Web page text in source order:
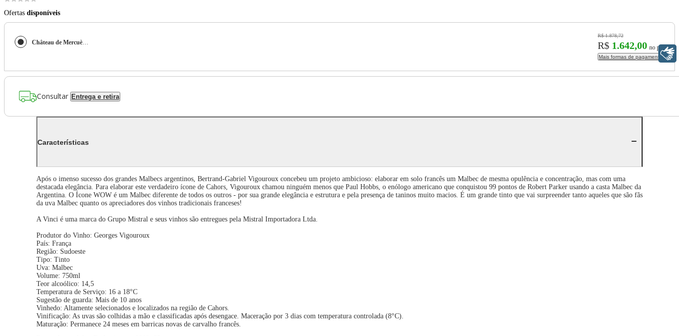
Ofertas disponíveis
Château de Mercuès Icone Wow 2009 (Georges Vigouroux) 750ml
R$ 1.878,72
R$ 1.642,00 no pix
Mais formas de pagamento
Consultar Entrega e retira
Características
Após o imenso sucesso dos grandes Malbecs argentinos, Bertrand-Gabriel Vigouroux concebeu um projeto ambicioso: elaborar em solo francês um Malbec de mesma opulência e concentração, mas com uma
destacada elegância. Para elaborar este verdadeiro ícone de Cahors, Vigouroux chamou ninguém menos que Paul Hobbs, o enólogo americano que conquistou 99 pontos de Robert Parker usando a casta Malbec da
Argentina. O Ícone WOW é um Malbec diferente de todos os outros - por sua grande elegância e estrutura e pela presença de taninos muito macios. É um grande tinto que vai surpreender tanto aqueles que são fãs
da uva Malbec quanto os apreciadores dos vinhos tradicionais franceses!
A Vinci é uma marca do Grupo Mistral e seus vinhos são entregues pela Mistral Importadora Ltda.
Produtor do Vinho: Georges Vigouroux
País: França
Região: Sudoeste
Tipo: Tinto
Uva: Malbec
Volume: 750ml
Teor alcoólico: 14,5
Temperatura de Serviço: 16 a 18°C
Sugestão de guarda: Mais de 10 anos
Vinhedo: Altamente selecionados e localizados na região de Cahors.
Vinificação: As uvas são colhidas a mão e classificadas após desengace. Maceração por 3 dias com temperatura controlada (8°C).
Maturação: Permanece 24 meses em barricas novas de carvalho francês.
Libras